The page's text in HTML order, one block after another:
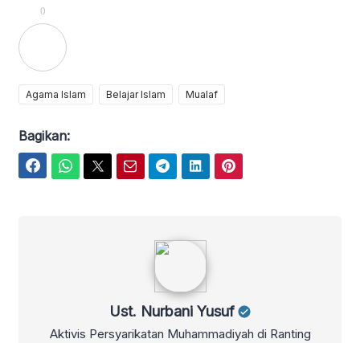
0
Agama Islam Belajar Islam Mualaf
Bagikan:
Ust. Nurbani Yusuf
Aktivis Persyarikatan Muhammadiyah di Ranting